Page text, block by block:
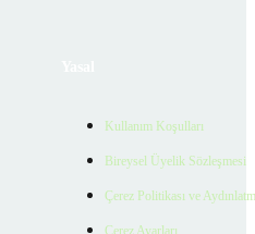
Kullanım Koşulları
Bireysel Üyelik Sözleşmesi
Çerez Politikası ve